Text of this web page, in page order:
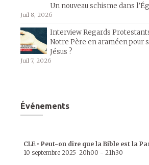
Un nouveau schisme dans
Juil 8, 2026
Interview Regards
Notre Père en araméen pour
Jésus ?
Juil 7, 2026
Événements
CLE • Peut-on dire que la Bible est la
10 septembre 2025 20h00 - 21h30